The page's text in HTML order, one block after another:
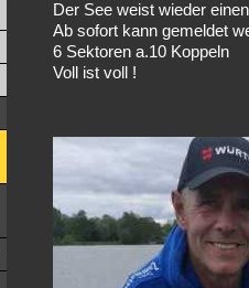
Der See weist wieder
Ab sofort kann gemeldet
6 Sektoren a.10 Koppeln
Voll ist voll !